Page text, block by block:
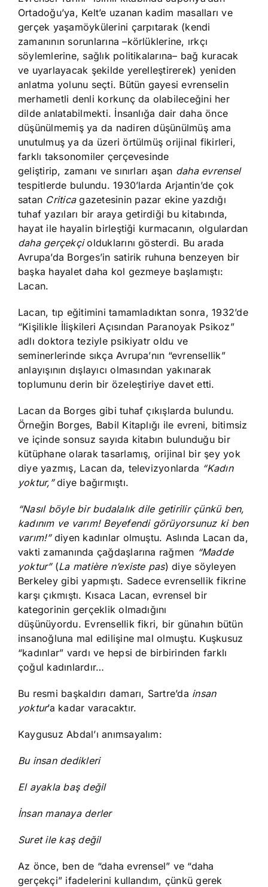
Ortadoğu’ya, Kelt’e uzanan kadim masalları ve
gerçek yaşamöykülerini çarpıtarak (kendi
zamanının sorunlarına –körlüklerine, ırkçı
söylemlerine, sağlık politikalarına– bağ kuracak
ve uyarlayacak şekilde yerelleştirerek) yeniden
anlatma yolunu seçti. Bütün gayesi evrenselin
merhametli denli korkunç da olabileceğini her
dilde anlatabilmekti. İnsanlığa dair daha önce
düşünülmemiş ya da nadiren düşünülmüş ama
unutulmuş ya da üzeri örtülmüş orijinal fikirleri,
farklı taksonomiler çerçevesinde
geliştirip, zamanı ve sınırları aşan daha evrensel
tespitlerde bulundu. 1930’larda Arjantin’de çok
satan Criticagazetesinin pazar ekine yazdığı
tuhaf yazıları bir araya getirdiği bu kitabında,
hayat ile hayalin birleştiği kurmacanın, olgulardan
daha gerçekçiolduklarını gösterdi. Bu arada
Avrupa’da Borges’in satirik ruhuna benzeyen bir
başka hayalet daha kol gezmeye başlamıştı:
Lacan.
Lacan, tıp eğitimini tamamladıktan sonɾa, 1932’de
“Kişilikle İlişkileri Açısından Paɾanoyak Psikoz”
adlı doktora teziyle psikiyatr oldu ve
seminerlerinde sıkça Avrupa’nın “evrensellik”
anlayışının dışlayıcı olmasından yakınarak
toplumunu derin bir özeleştiriye davet etti.
Lacan da Borges gibi tuhaf çıkışlarda bulundu.
Örneğin Borges, Babil Kitaplığı ile evreni, bitimsiz
ve içinde sonsuz sayıda kitabın bulunduğu bir
kütüphane olarak tasarlamış, orijinal bir şey yok
diye yazmış, Lacan da, televizyonlarda “Kadın
yoktur,”diye bağırmıştı.
“Nasıl böyle bir budalalık dile getirilir çünkü ben,
kadınım ve varım! Beyefendi görüyorsunuz ki ben
varım!”diyen kadınlar olmuştu. Aslında Lacan da,
vakti zamanında çağdaşlarına rağmen “Madde
yoktur”(La matière n’existe pas) diye söyleyen
Berkeley gibi yapmıştı. Sadece evrensellik fikrine
karşı çıkmıştı. Kısaca Lacan, evrensel bir
kategorinin gerçeklik olmadığını
düşünüyordu. Evrensellik fikri, bir günahın bütün
insanoğluna mal edilişine mal olmuştu. Kuşkusuz
“kadınlar” vardı ve hepsi de birbirinden farklı
çoğul kadınlardır…
Bu resmi başkaldırı damarı, Sartre’da insan
yoktur’a kadar varacaktır.
Kaygusuz Abdal’ı anımsayalım:
Bu insan dedikleri
El ayakla baş değil
İnsan manaya derler
Suret ile kaş değil
Az önce, ben de “daha evrensel” ve “daha
gerçekçi” ifadelerini kullandım, çünkü gerek